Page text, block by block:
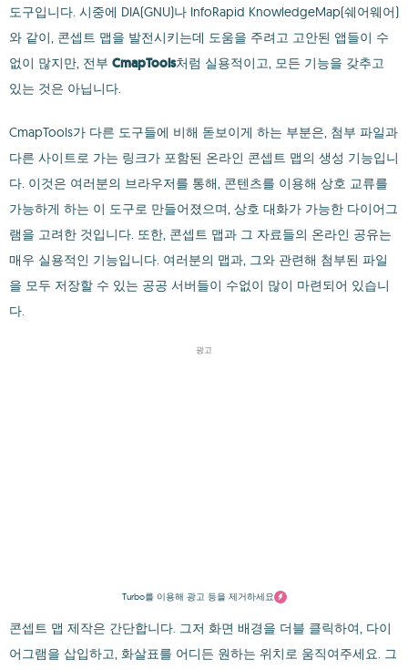
도구입니다. 시중에 DIA(GNU)나 InfoRapid KnowledgeMap(쉐어웨어)
와 같이, 콘셉트 맵을 발전시키는데 도움을 주려고 고안된 앱들이 수
없이 많지만, 전부 CmapTools처럼 실용적이고, 모든 기능을 갖추고
있는 것은 아닙니다.
CmapTools가 다른 도구들에 비해 돋보이게 하는 부분은, 첨부 파일과
다른 사이트로 가는 링크가 포함된 온라인 콘셉트 맵의 생성 기능입니
다. 이것은 여러분의 브라우저를 통해, 콘텐츠를 이용해 상호 교류를
가능하게 하는 이 도구로 만들어졌으며, 상호 대화가 가능한 다이어그
램을 고려한 것입니다. 또한, 콘셉트 맵과 그 자료들의 온라인 공유는
매우 실용적인 기능입니다. 여러분의 맵과, 그와 관련해 첨부된 파일
을 모두 저장할 수 있는 공공 서버들이 수없이 많이 마련되어 있습니
다.
광고
Turbo를 이용해 광고 등을 제거하세요
콘셉트 맵 제작은 간단합니다. 그저 화면 배경을 더블 클릭하여, 다이
어그램을 삽입하고, 화살표를 어디든 원하는 위치로 움직여주세요. 그